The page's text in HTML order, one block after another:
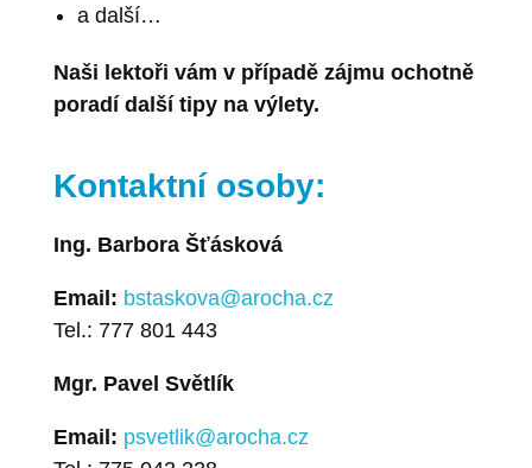
a další…
Naši lektoři vám v případě zájmu ochotně
poradí další tipy na výlety.
Kontaktní osoby:
Ing. Barbora Šťásková
Email: bstaskova@arocha.cz
Tel.: 777 801 443
Mgr. Pavel Světlík
Email: psvetlik@arocha.cz